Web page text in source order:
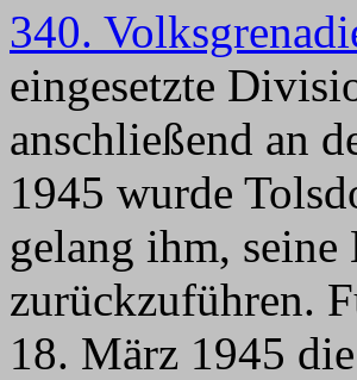
340.
eingesetzte
anschließend an
1945 wurde
gelang ihm,
zurückzuführen.
18. März 1945